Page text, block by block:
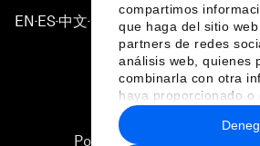
compartimos
que haga del sitio
partners de redes
análisis web, quienes
combinarla con otra
haya proporcionado o
recopilado a partir del
hecho de sus
EN ▪ES▪中文▪ 日本語
Política de privacidad y